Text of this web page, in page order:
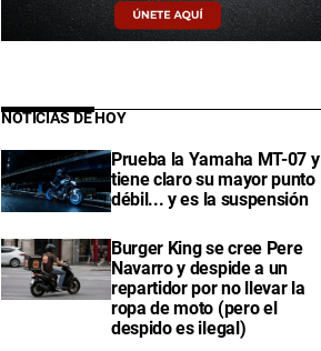
NOTICIAS DE HOY
Prueba la Yamaha MT-07 y
tiene claro su mayor punto
débil... y es la suspensión
Burger King se cree Pere
Navarro y despide a un
repartidor por no llevar la
ropa de moto (pero el
despido es ilegal)